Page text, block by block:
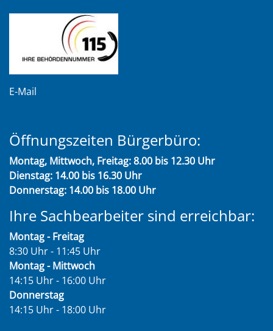
E-Mail
Öffnungszeiten Bürgerbüro:
Montag, Mittwoch, Freitag: 8.00 bis 12.30 Uhr
Dienstag: 14.00 bis 16.30 Uhr
Donnerstag: 14.00 bis 18.00 Uhr
Ihre Sachbearbeiter sind erreichbar:
Montag - Freitag
8:30 Uhr - 11:45 Uhr
Montag - Mittwoch
14:15 Uhr - 16:00 Uhr
Donnerstag
14:15 Uhr - 18:00 Uhr